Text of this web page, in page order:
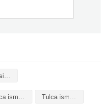
Türkçe İsimler